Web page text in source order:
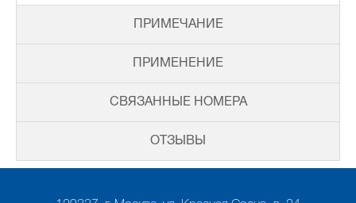
ПРИМЕЧАНИЕ
ПРИМЕНЕНИЕ
СВЯЗАННЫЕ НОМЕРА
ОТЗЫВЫ